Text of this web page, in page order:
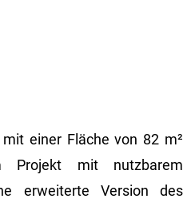
einer Fläche von 82 m²
mit nutzbarem
erweiterte Version des